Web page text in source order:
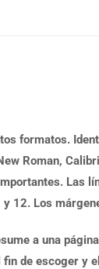
formatos.
Roman,
Las
12. Los
a una
de escoger y